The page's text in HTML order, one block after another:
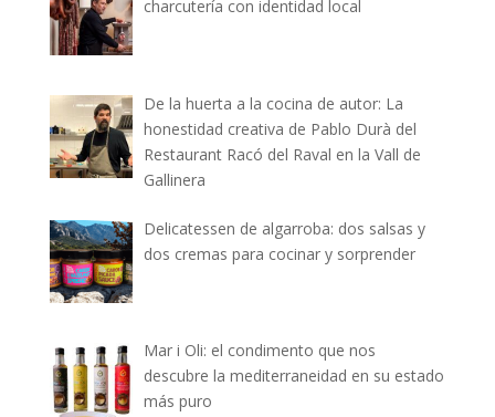
charcutería con identidad local
De la huerta a la cocina de autor: La
honestidad creativa de Pablo Durà del
Restaurant Racó del Raval en la Vall de
Gallinera
Delicatessen de algarroba: dos salsas y
dos cremas para cocinar y sorprender
Mar i Oli: el condimento que nos
descubre la mediterraneidad en su estado
más puro